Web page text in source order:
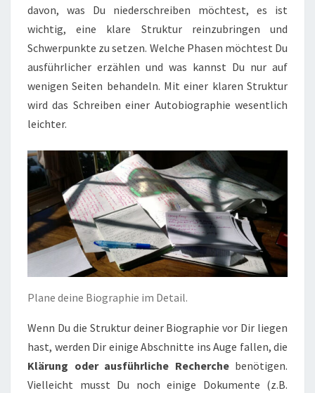
davon, was Du niederschreiben möchtest, es ist
wichtig, eine klare Struktur reinzubringen und
Schwerpunkte zu setzen. Welche Phasen möchtest Du
ausführlicher erzählen und was kannst Du nur auf
wenigen Seiten behandeln. Mit einer klaren Struktur
wird das Schreiben einer Autobiographie wesentlich
leichter.
Plane deine Biographie im Detail.
Wenn Du die Struktur deiner Biographie vor Dir liegen
hast, werden Dir einige Abschnitte ins Auge fallen, die
Klärung oder ausführliche Recherchebenötigen.
Vielleicht musst Du noch einige Dokumente (z.B.